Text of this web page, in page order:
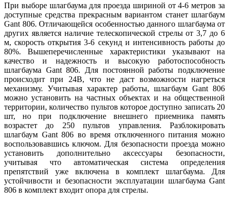
При выборе шлагбаума для проезда шириной от 4-6 метров за
доступные средства прекрасным вариантом станет шлагбаум
Gant 806. Отличающейся особенностью данного шлагбаума от
других является наличие телескопической стрелы от 3,7 до 6
м, скорость открытия 3-6 секунд и интенсивность работы до
80%. Вышеперечисленные характеристики указывают на
качество и надежность и высокую работоспособность
шлагбаума Gant 806. Для постоянной работы подключение
происходит при 24В, что не даст возможности нагреться
механизму. Учитывая характер работы, шлагбаум Gant 806
можно установить на частных объектах и на общественной
территории, количество пультов которое доступно записать 20
шт, но при подключение внешнего приемника память
возрастет до 250 пультов управления. Разблокировать
шлагбаум Gant 806 во время отключенного питания можно
воспользовавшись ключом. Для безопасности проезда можно
установить дополнительно аксессуары безопасности,
учитывая что автоматическая система определения
препятствий уже включена в комплект шлагбаума. Для
устойчивости и безопасности эксплуатации шлагбаума Gant
806 в комплект входит опора для стрелы.